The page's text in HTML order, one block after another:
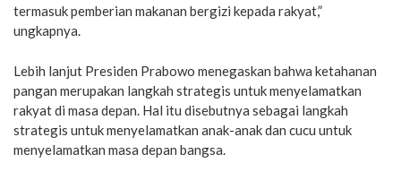
termasuk pemberian makanan bergizi kepada rakyat,”
ungkapnya.
Lebih lanjut Presiden Prabowo menegaskan bahwa ketahanan
pangan merupakan langkah strategis untuk menyelamatkan
rakyat di masa depan. Hal itu disebutnya sebagai langkah
strategis untuk menyelamatkan anak-anak dan cucu untuk
menyelamatkan masa depan bangsa.